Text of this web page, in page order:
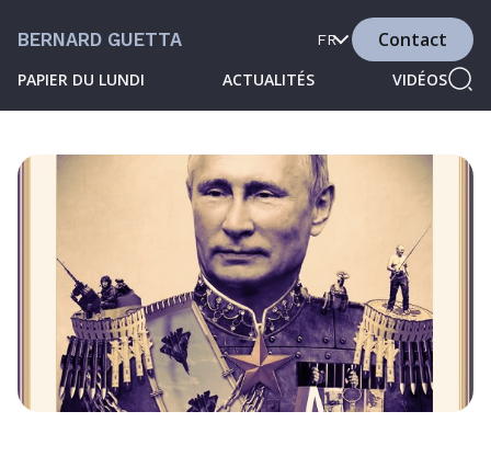
BERNARD GUETTA
PAPIER DU LUNDI ACTUALITÉS VIDÉOS
FR Contact